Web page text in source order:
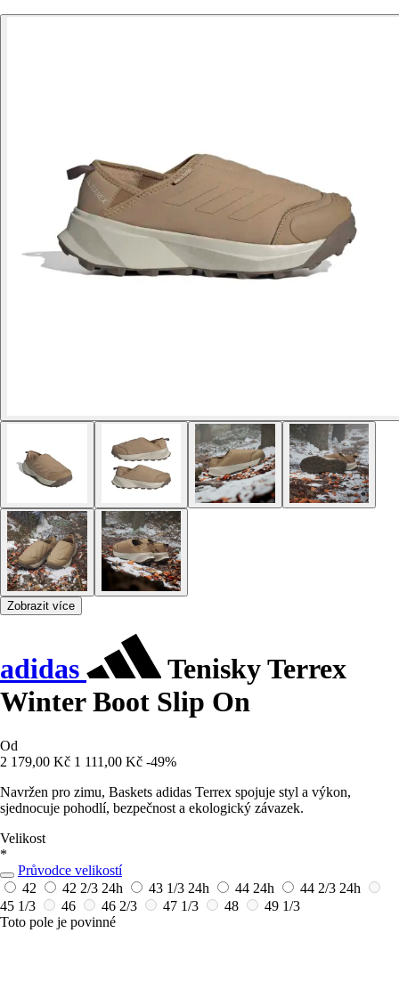
Zobrazit více
adidas
Tenisky Terrex
Winter Boot Slip On
Od
2 179,00 Kč 1 111,00 Kč -49%
Navržen pro zimu, Baskets adidas Terrex spojuje styl a výkon,
sjednocuje pohodlí, bezpečnost a ekologický závazek.
Velikost
*
Průvodce velikostí
42
42 2/3 24h 43 1/3 24h 44 24h 44 2/3 24h
45 1/3
46 46 2/3 47 1/3 48
49 1/3
Toto pole je povinné